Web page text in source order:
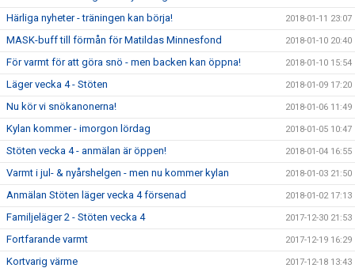
Härliga nyheter - träningen kan börja! 2018-01-11 23:07
MASK-buff till förmån för Matildas Minnesfond 2018-01-10 20:40
För varmt för att göra snö - men backen kan öppna! 2018-01-10 15:54
Läger vecka 4 - Stöten 2018-01-09 17:20
Nu kör vi snökanonerna! 2018-01-06 11:49
Kylan kommer - imorgon lördag 2018-01-05 10:47
Stöten vecka 4 - anmälan är öppen! 2018-01-04 16:55
Varmt i jul- & nyårshelgen - men nu kommer kylan 2018-01-03 21:50
Anmälan Stöten läger vecka 4 försenad 2018-01-02 17:13
Familjeläger 2 - Stöten vecka 4 2017-12-30 21:53
Fortfarande varmt 2017-12-19 16:29
Kortvarig värme 2017-12-18 13:43